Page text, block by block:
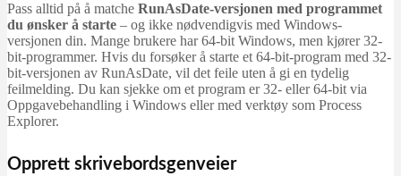
Pass alltid på å matche RunAsDate-versjonen med programmet
du ønsker å starte – og ikke nødvendigvis med Windows-
versjonen din. Mange brukere har 64-bit Windows, men kjører 32-
bit-programmer. Hvis du forsøker å starte et 64-bit-program med 32-
bit-versjonen av RunAsDate, vil det feile uten å gi en tydelig
feilmelding. Du kan sjekke om et program er 32- eller 64-bit via
Oppgavebehandling i Windows eller med verktøy som Process
Explorer.
Opprett skrivebordsgenveier